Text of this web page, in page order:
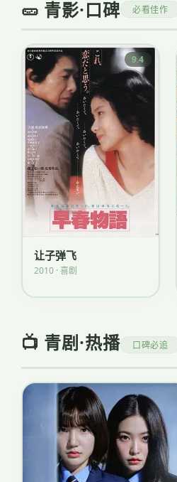
🥒 青影·口碑 必看佳作
9.4
让子弹飞
2010 · 喜剧
📺 青剧·热播 口碑必追